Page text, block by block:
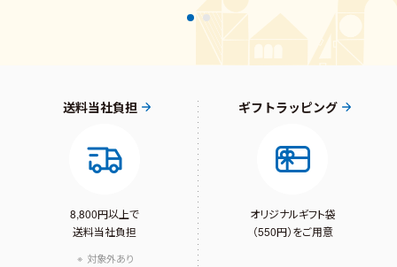
送料当社負担
8,800円以上で
送料当社負担
対象外あり
ギフトラッピング
オリジナルギフト袋
（550円）をご用意